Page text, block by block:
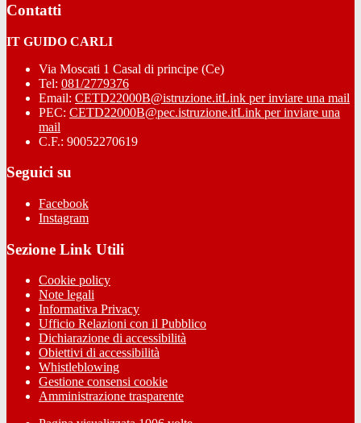
Contatti
IT GUIDO CARLI
Via Moscati 1 Casal di principe (Ce)
Tel: 081/2779376
Email: CETD22000B@istruzione.itLink per inviare una mail
PEC: CETD22000B@pec.istruzione.itLink per inviare una
mail
C.F.: 90052270619
Seguici su
Facebook
Instagram
Sezione Link Utili
Cookie policy
Note legali
Informativa Privacy
Ufficio Relazioni con il Pubblico
Dichiarazione di accessibilità
Obiettivi di accessibilità
Whistleblowing
Gestione consensi cookie
Amministrazione trasparente